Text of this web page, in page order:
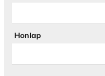
Honlap